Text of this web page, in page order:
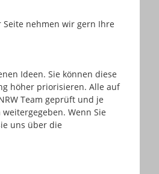
nehmen wir gern Ihre
Ideen. Sie können diese
höher priorisieren. Alle auf
Team geprüft und je
Wenn Sie
uns über die